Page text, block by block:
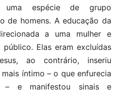
espécie de grupo
de homens. A educação da
a uma mulher e
Elas eram excluídas
ao contrário, inseriu
íntimo – o que enfurecia
– e manifestou sinais e